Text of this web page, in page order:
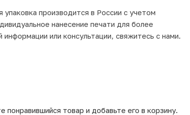
производится в России с учетом
нанесение печати для более
или консультации, свяжитесь с нами.
товар и добавьте его в корзину.